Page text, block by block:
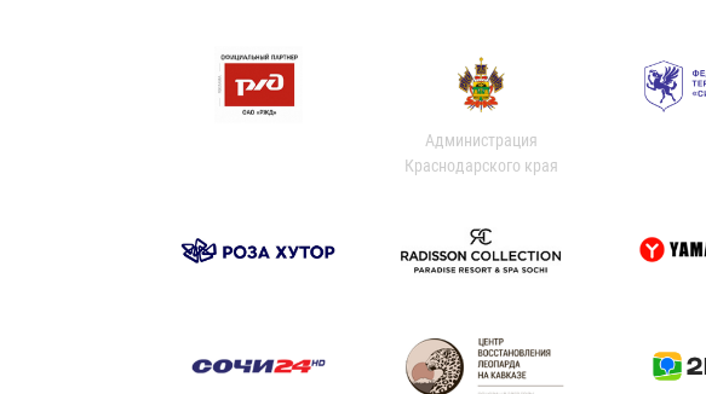
Администрация
Краснодарского края